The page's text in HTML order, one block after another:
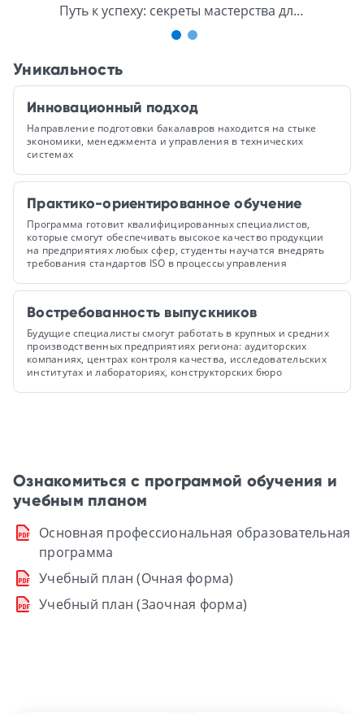
Путь к успеху: секреты мастерства для будущих управленцев
Уникальность
Инновационный подход
Направление подготовки бакалавров находится на стыке
экономики, менеджмента и управления в технических
системах
Практико-ориентированное обучение
Программа готовит квалифицированных специалистов,
которые смогут обеспечивать высокое качество продукции
на предприятиях любых сфер, студенты научатся внедрять
требования стандартов ISO в процессы управления
Востребованность выпускников
Будущие специалисты смогут работать в крупных и средних
производственных предприятиях региона: аудиторских
компаниях, центрах контроля качества, исследовательских
институтах и лабораториях, конструкторских бюро
Ознакомиться с программой обучения и
учебным планом
Основная профессиональная образовательная
программа
Учебный план (Очная форма)
Учебный план (Заочная форма)